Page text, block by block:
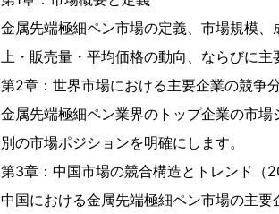
金属先端極細ペン市場の定義、市場規模
上・販売量・平均価格の動向、ならびに主
第2章：世界市場における主要企業の競争
金属先端極細ペン業界のトップ企業の市
別の市場ポジションを明確にします。
第3章：中国市場の競合構造とトレンド（
中国における金属先端極細ペン市場の主